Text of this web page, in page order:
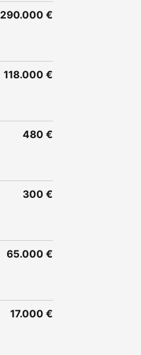
290.000 €
118.000 €
480 €
300 €
65.000 €
17.000 €